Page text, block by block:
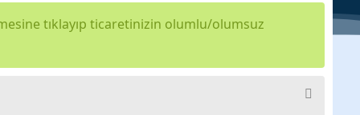
tıklayıp ticaretinizin olumlu/olumsuz